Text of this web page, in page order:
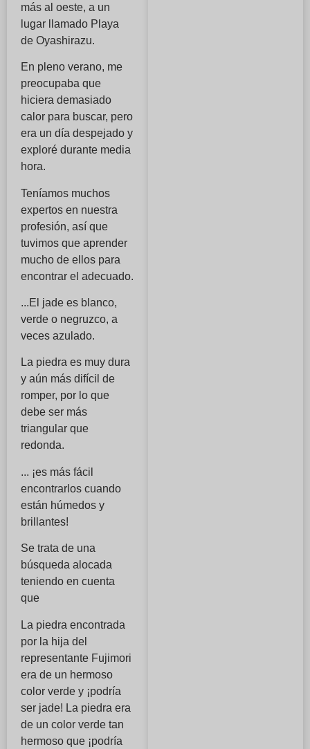
más al oeste, a un
lugar llamado Playa
de Oyashirazu.
En pleno verano, me
preocupaba que
hiciera demasiado
calor para buscar, pero
era un día despejado y
exploré durante media
hora.
Teníamos muchos
expertos en nuestra
profesión, así que
tuvimos que aprender
mucho de ellos para
encontrar el adecuado.
...El jade es blanco,
verde o negruzco, a
veces azulado.
La piedra es muy dura
y aún más difícil de
romper, por lo que
debe ser más
triangular que
redonda.
... ¡es más fácil
encontrarlos cuando
están húmedos y
brillantes!
Se trata de una
búsqueda alocada
teniendo en cuenta
que
La piedra encontrada
por la hija del
representante Fujimori
era de un hermoso
color verde y ¡podría
ser jade! La piedra era
de un color verde tan
hermoso que ¡podría